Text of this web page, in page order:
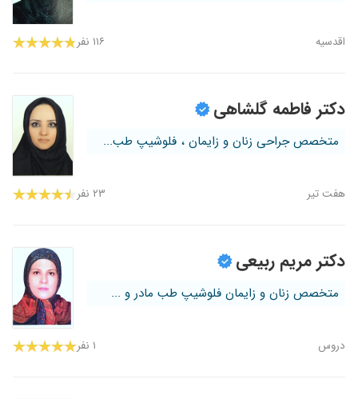
اقدسیه ۱۱۶ نفر
دکتر فاطمه گلشاهی
متخصص جراحی زنان و زایمان ، فلوشیپ طب...
هفت تیر ۲۳ نفر
دکتر مریم ربیعی
متخصص زنان و زایمان فلوشیپ طب مادر و ...
دروس ۱ نفر